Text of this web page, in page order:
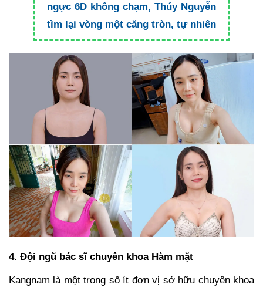
ngực 6D không chạm, Thúy Nguyễn
tìm lại vòng một căng tròn, tự nhiên
4. Đội ngũ bác sĩ chuyên khoa Hàm mặt
Kangnam là một trong số ít đơn vị sở hữu chuyên khoa